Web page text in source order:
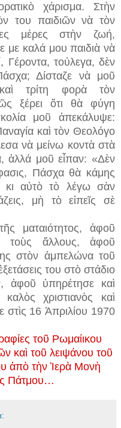
χάρισμα. Στὴν
του παιδιῶν νὰ τὸν
μέρες στὴν ζωή,
με καλά μου παιδιὰ νὰ
τούλεγα, δὲν
Δίσταζε νὰ μοῦ
τρίτη φορὰ τὸν
ξέρει ὅτι θὰ φύγη
μοῦ ἀπεκάλυψε:
καὶ τὸν Θεολόγο
νὰ μείνω κοντὰ στὰ
ἀλλά μοῦ εἶπαν: «Δὲν
Πάσχα θὰ κάμης
κι αὐτὸ τὸ λέγω σὰν
μὴ τὸ εἰπεῖς σὲ
ματαιότητος, ἀφοῦ
ἄλλους, ἀφοῦ
στὸν ἀμπελώνα τοῦ
του στὸ στάδιο
ἀφοῦ ὑπηρέτησε καὶ
χριστιανὸς καὶ
στὶς 16 Ἀπριλίου 1970
τοῦ Ρωμαίικου
καὶ τοῦ λειψάνου τοῦ
ἀπὸ τὴν Ἱερὰ Μονὴ
Πάτμου…